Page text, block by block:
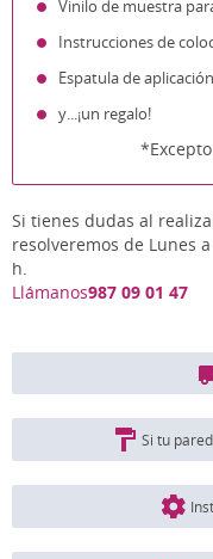
Vinilo de muestra
Instrucciones de
Espatula de aplicación
y...¡un regalo!
Si tienes dudas al
resolveremos de Lunes
h.
Llámanos987 09 01 47
Si tu